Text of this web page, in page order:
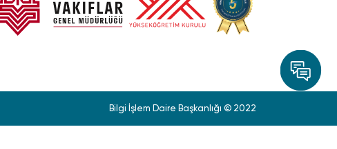
Bilgi İşlem Daire Başkanlığı © 2022